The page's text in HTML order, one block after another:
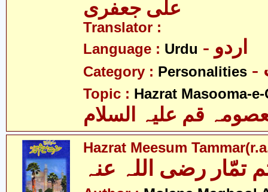
علی جعفری
Translator :
Language : Urdu - اردو
Category : Personalities
Topic : Hazrat Masooma-
قم علیہ السلام
Hazrat Meesum
تمّار رضی اللہ عنہ